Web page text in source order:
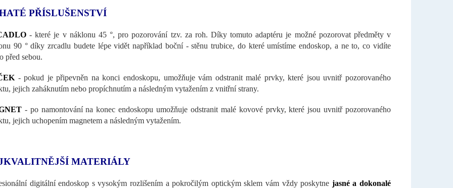
PŘÍSLUŠENSTVÍ
- které je v náklonu 45 °, pro pozorování tzv. za roh. Díky tomuto adaptéru je možné pozorovat předměty v
90 ° díky zrcadlu budete lépe vidět například boční - stěnu trubice, do které umístíme endoskop, a ne to, co vidíte
před sebou.
- pokud je připevněn na konci endoskopu, umožňuje vám odstranit malé prvky, které jsou uvnitř pozorovaného
jejich zaháknutím nebo propíchnutím a následným vytažením z vnitřní strany.
- po namontování na konec endoskopu umožňuje odstranit malé kovové prvky, které jsou uvnitř pozorovaného
jejich uchopením magnetem a následným vytažením.
MATERIÁLY
digitální endoskop s vysokým rozlišením a pokročilým optickým sklem vám vždy poskytne jasné a dokonalé